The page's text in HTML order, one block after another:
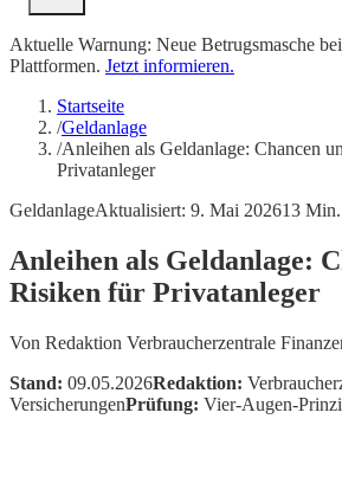
Aktuelle Warnung: Neue Betrugsmasche
Plattformen. Jetzt informieren.
Startseite
/Geldanlage
/Anleihen als Geldanlage: Chancen
Privatanleger
GeldanlageAktualisiert: 9. Mai 202613 Min.
Anleihen als Geldanlage:
Risiken für Privatanleger
Von Redaktion Verbraucherzentrale
Stand: 09.05.2026Redaktion:
VersicherungenPrüfung: Vier-Augen-